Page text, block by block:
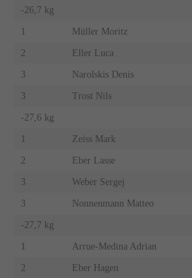
-26,7 kg
1 Müller Moritz
2 Eller Luca
3 Narolskis Denis
3 Trost Nils
-27,6 kg
Zeiss Mark
2 Eber Lasse
3 Weber Sergej
3 Nonnenmann Matteo
-27,7 kg
1 Arrue-Medina Adrian
2 Eber Hagen